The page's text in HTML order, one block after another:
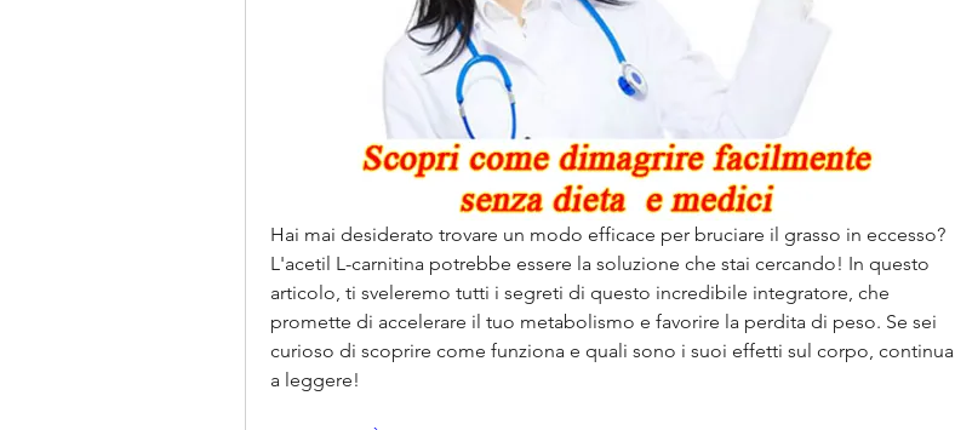
Hai mai desiderato trovare un modo efficace per bruciare il grasso in eccesso?
L'acetil L-carnitina potrebbe essere la soluzione che stai cercando! In questo
articolo, ti sveleremo tutti i segreti di questo incredibile integratore, che
promette di accelerare il tuo metabolismo e favorire la perdita di peso. Se sei
curioso di scoprire come funziona e quali sono i suoi effetti sul corpo, continua
a leggere!